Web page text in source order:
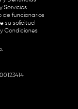
Servicios
de funcionarios
su solicitud
y Condiciones